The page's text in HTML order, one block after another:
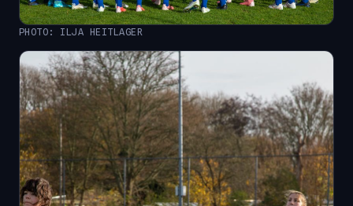
PHOTO: ILJA HEITLAGER